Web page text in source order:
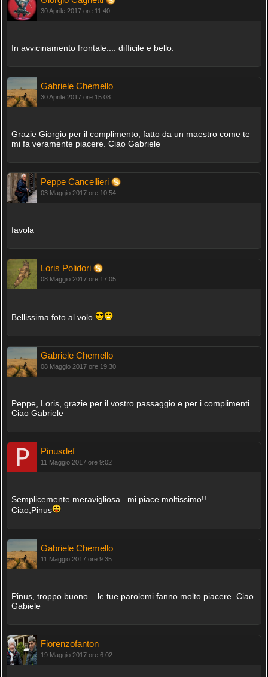
30 Aprile 2017 ore 11:40
In avvicinamento frontale.... difficile e bello.
Gabriele Chemello
30 Aprile 2017 ore 15:08
Grazie Giorgio per il complimento, fatto da un maestro come te
mi fa veramente piacere. Ciao Gabriele
Peppe Cancellieri
03 Maggio 2017 ore 10:54
favola
Loris Polidori
08 Maggio 2017 ore 17:05
Bellissima foto al volo.
Gabriele Chemello
08 Maggio 2017 ore 19:30
Peppe, Loris, grazie per il vostro passaggio e per i complimenti.
Ciao Gabriele
Pinusdef
11 Maggio 2017 ore 9:02
Semplicemente meravigliosa...mi piace moltissimo!!
Ciao,Pinus
Gabriele Chemello
11 Maggio 2017 ore 9:35
Pinus, troppo buono... le tue parolemi fanno molto piacere. Ciao
Gabiele
Fiorenzofanton
19 Maggio 2017 ore 6:02